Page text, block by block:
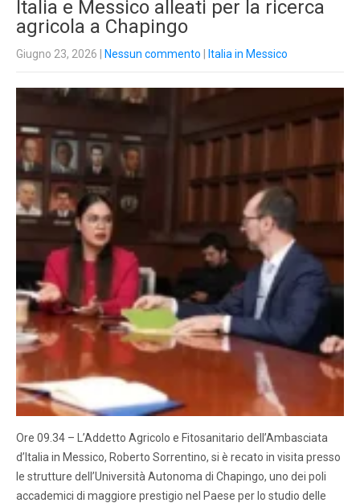
Italia e Messico alleati per la ricerca
agricola a Chapingo
Giugno 23, 2026 Nessun commento Italia in Messico
Ore 09.34 – L’Addetto Agricolo e Fitosanitario dell’Ambasciata
d’Italia in Messico, Roberto Sorrentino, si è recato in visita presso
le strutture dell’Università Autonoma di Chapingo, uno dei poli
accademici di maggiore prestigio nel Paese per lo studio delle